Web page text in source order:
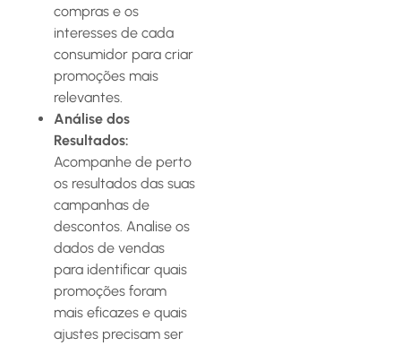
compras e os
interesses de cada
consumidor para criar
promoções mais
relevantes.
Análise dos
Resultados:
Acompanhe de perto
os resultados das suas
campanhas de
descontos. Analise os
dados de vendas
para identificar quais
promoções foram
mais eficazes e quais
ajustes precisam ser